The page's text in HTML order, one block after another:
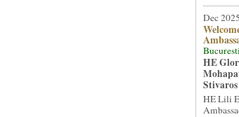
Dec 2025
HE
Stivaros
HE Lili